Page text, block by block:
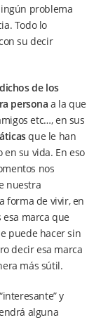
problema
Todo lo
su decir
de los
persona a la que
etc…, en sus
que le han
su vida. En eso
nos
nuestra
forma de vivir, en
marca que
puede hacer sin
decir esa marca
más sútil.
y
alguna